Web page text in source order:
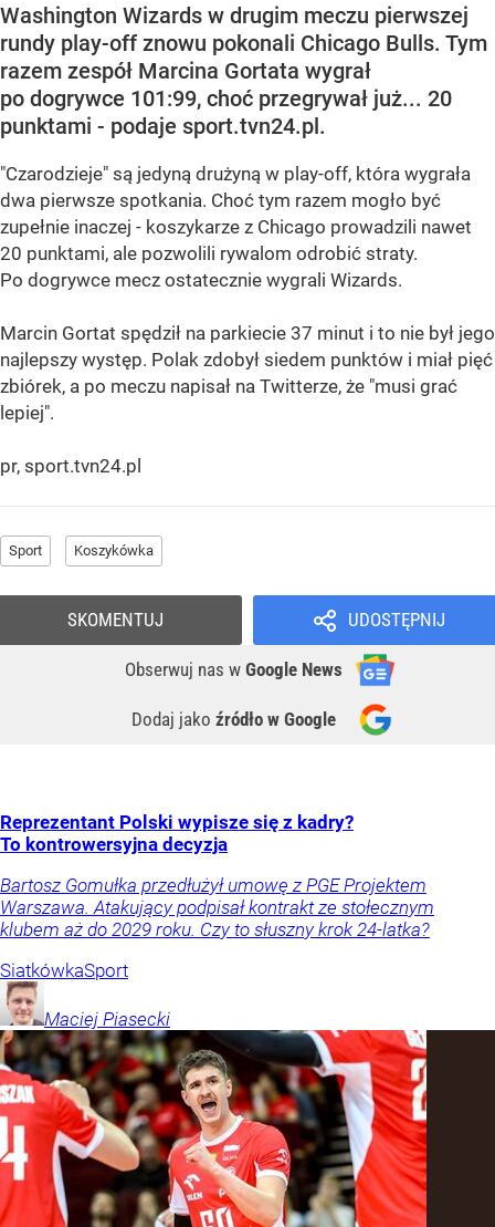
Washington Wizards w drugim meczu pierwszej
rundy play-off znowu pokonali Chicago Bulls. Tym
razem zespół Marcina Gortata wygrał
po dogrywce 101:99, choć przegrywał już... 20
punktami - podaje sport.tvn24.pl.
"Czarodzieje" są jedyną drużyną w play-off, która wygrała
dwa pierwsze spotkania. Choć tym razem mogło być
zupełnie inaczej - koszykarze z Chicago prowadzili nawet
20 punktami, ale pozwolili rywalom odrobić straty.
Po dogrywce mecz ostatecznie wygrali Wizards.
Marcin Gortat spędził na parkiecie 37 minut i to nie był jego
najlepszy występ. Polak zdobył siedem punktów i miał pięć
zbiórek, a po meczu napisał na Twitterze, że "musi grać
lepiej".
pr, sport.tvn24.pl
Sport Koszykówka
UDOSTĘPNIJ
Obserwuj nas w Google News
Dodaj jako źródło w Google
SKOMENTUJ
Reprezentant Polski wypisze się z kadry?
To kontrowersyjna decyzja
Bartosz Gomułka przedłużył umowę z PGE Projektem
Warszawa. Atakujący podpisał kontrakt ze stołecznym
klubem aż do 2029 roku. Czy to słuszny krok 24-latka?
SiatkówkaSport
Maciej Piasecki